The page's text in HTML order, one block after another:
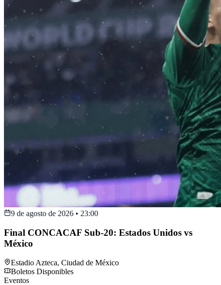
9 de agosto de 2026 • 23:00
Final CONCACAF Sub-20: Estados Unidos vs
México
Estadio Azteca, Ciudad de México
Boletos Disponibles
Eventos